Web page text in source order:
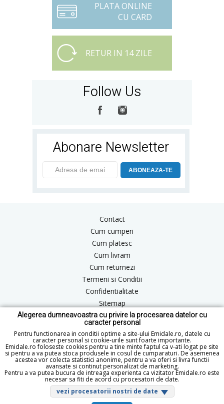
Alegerea dumneavoastra cu privire la procesarea datelor cu
caracter personal
Pentru functionarea in conditii optime a site-ului Emidale.ro, datele cu
caracter personal si cookie-urile sunt foarte importante.
Emidale.ro foloseste cookies pentru a tine minte faptul ca v-ati logat pe site
si pentru a va putea stoca produsele in cosul de cumparaturi. De asemenea
acestea vor colecta statistici anonime, pentru a va oferi si livra functii
avansate si continut personalizat de marketing.
Pentru a va putea bucura de intreaga experienta ca vizitator Emidale.ro este
necesar sa fiti de acord cu procesatori de date.
vezi procesatorii nostri de date
PLATA ONLINE
CU CARD
RETUR IN 14 ZILE
Follow Us
Abonare Newsletter
ABONEAZA-TE
Contact
Cum cumperi
Cum platesc
Cum livram
Cum returnezi
Termeni si Conditii
Confidentialitate
Sitemap
Blog
ANPC
office@emidale.ro
© Copyright 2015 - 2026 emidale.ro